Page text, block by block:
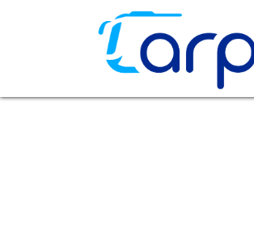
O que procura?